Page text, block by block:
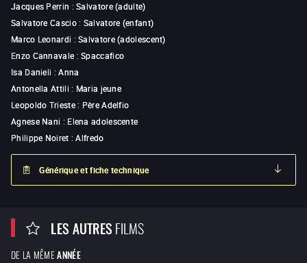
Jacques Perrin :Salvatore (adulte)
Salvatore Cascio: Salvatore (enfant)
Marco Leonardi :Salvatore (adolescent)
Enzo Cannavale :Spaccafico
Isa Danieli :Anna
Antonella Attili : Maria jeune
Leopoldo Trieste: Père Adelfio
Agnese Nani : Elena adolescente
Philippe Noiret :Alfredo
Générique et fiche technique
LES AUTRESFILMS
DE LA MÊME ANNÉE